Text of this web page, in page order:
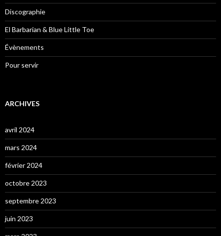
Discographie
El Barbarian & Blue Little Toe
Évènements
Pour servir
ARCHIVES
avril 2024
mars 2024
février 2024
octobre 2023
septembre 2023
juin 2023